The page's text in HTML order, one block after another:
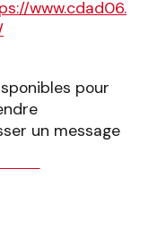
www.cdad06.
pour
un message